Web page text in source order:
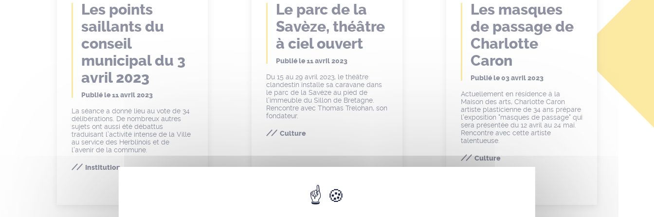
Les points
saillants du
conseil
municipal du 3
avril 2023
Publié le11 avril 2023
La séance a donné lieu au vote de 34
délibérations. De nombreux autres
sujets ont aussi été débattus
traduisant l’activité intense de la Ville
au service des Herblinois et de
l’avenir de la commune.
Institution
Le parc de la
Savèze, théâtre
à ciel ouvert
Publié le11 avril 2023
Du 15 au 29 avril 2023, le théâtre
clandestin installe sa caravane dans
le parc de la Savèze au pied de
l’immeuble du Sillon de Bretagne.
Rencontre avec Thomas Trelohan, son
fondateur.
Culture
Les masques
de passage de
Charlotte
Caron
Publié le03 avril 2023
Actuellement en résidence à la
Maison des arts, Charlotte Caron
artiste plasticienne de 34 ans prépare
l’exposition "masques de passage" qui
sera présentée du 12 avril au 24 mai.
Rencontre avec cette artiste
talentueuse.
Culture